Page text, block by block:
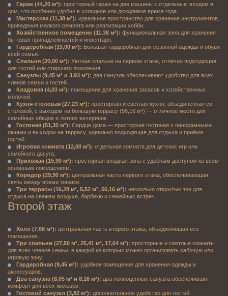
Гараж (44,20 м²): просторный гараж на две машины с отдельным входом в
дом, что особенно удобно в холодное или дождливое время года.
Мастерская (11,38 м²): идеальное пространство для хранения инструментов,
проведения мелкого ремонта или реализации хобби.
Хозяйственное помещение (11,38 м²): функциональная зона для хранения
бытовых принадлежностей и инвентаря.
Гардеробная (15,00 м²): Большая гардеробная для сезонной одежды и обуви
всей семьи.
Спальня (20,00 м²): Уютная спальня на первом этаже, отлично подходящая
для гостей или старшего поколения.
Санузлы (9,45 м² и 3,93 м²): два санузла обеспечивают удобство для всех
членов семьи и гостей.
Кладовая (4,03 м²): помещение для хранения запасов и хозяйственных
мелочей.
Кухня-столовая (27,23 м²): просторная и светлая кухня, объединенная со
столовой, с выходом на большую террасу (56,16 м²) — отличное место для
семейных обедов и летних вечеринок.
Гостиная (51,30 м²): Сердце дома — просторная гостиная с панорамными
окнами и выходом на террасу, идеально подходящая для отдыха и приёма
гостей.
Игровая комната (12,00 м²): отдельная комната для детских игр или
семейного досуга.
Прихожая (15,90 м²): просторная входная зона с удобным доступом ко всем
основным помещениям.
Коридор (29,90 м²): центральная часть первого этажа, обеспечивающая
связь между всеми зонами.
Три террасы (16,28 м², 5,52 м², 56,16 м²): несколько открытых зон для
отдыха на свежем воздухе, барбекю и семейных встреч.
Второй этаж
Холл (7,68 м²): центральная часть второго этажа, объединяющая все
помещения.
Три спальни (27,50 м², 25,41 м², 17,64 м²): просторные и светлые комнаты
для всех членов семьи, в каждой из которых можно организовать рабочую или
игровую зону.
Гардеробная (9,45 м²): удобное помещение для хранения одежды и
аксессуаров.
Два санузла (8,05 м² и 8,16 м²): два полноценных санузла обеспечивают
комфорт для всех жильцов.
Гостевой санузел (3,82 м²): дополнительное удобство для гостей.